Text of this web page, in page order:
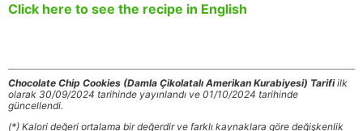
Click here to see the recipe in English
Chocolate Chip Cookies (Damla Çikolatalı Amerikan Kurabiyesi) Tarifiilk
olarak 30/09/2024 tarihinde yayınlandı ve 01/10/2024 tarihinde
güncellendi.
(*) Kalori değeri ortalama bir değerdir ve farklı kaynaklara göre değişkenlik